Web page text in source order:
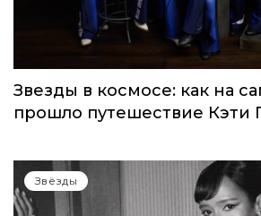
Звезды в космосе: как на
прошло путешествие Кэти
Звёзды